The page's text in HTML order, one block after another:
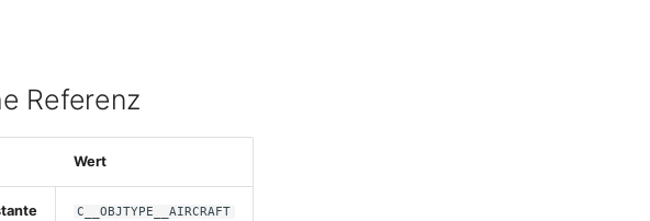
Referenz
Wert
C__OBJTYPE__AIRCRAFT